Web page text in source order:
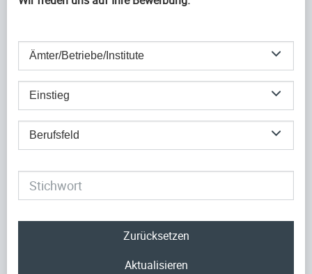
Ämter/Betriebe/Institute
Einstieg
Berufsfeld
Zurücksetzen
Aktualisieren